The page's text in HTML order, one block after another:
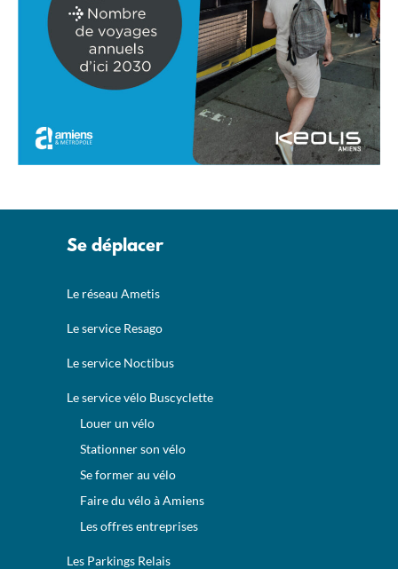
Se déplacer
Le réseau Ametis
Le service Resago
Le service Noctibus
Le service vélo Buscyclette
Louer un vélo
Stationner son vélo
Se former au vélo
Faire du vélo à Amiens
Les offres entreprises
Les Parkings Relais